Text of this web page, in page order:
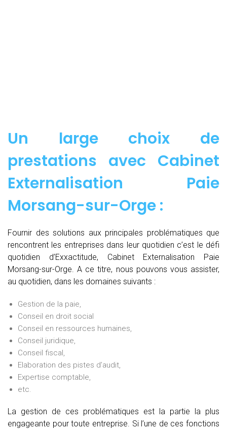
Un large choix de
prestations avec Cabinet
Externalisation Paie
Morsang-sur-Orge :
Fournir des solutions aux principales problématiques que
rencontrent les entreprises dans leur quotidien c’est le défi
quotidien d’Exxactitude, Cabinet Externalisation Paie
Morsang-sur-Orge. A ce titre, nous pouvons vous assister,
au quotidien, dans les domaines suivants :
Gestion de la paie,
Conseil en droit social
Conseil en ressources humaines,
Conseil juridique,
Conseil fiscal,
Elaboration des pistes d’audit,
Expertise comptable,
etc.
La gestion de ces problématiques est la partie la plus
engageante pour toute entreprise. Si l’une de ces fonctions